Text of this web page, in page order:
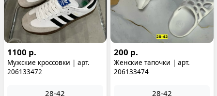
1100 р.
Мужские кроссовки | арт.
206133472
28-42
200 р.
Женские тапочки | арт.
206133474
28-42